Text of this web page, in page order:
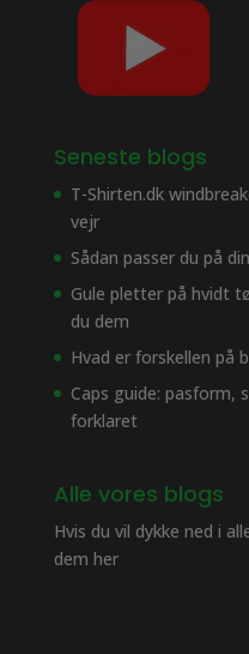
Seneste blogs
T-Shirten.dk
vejr
Sådan passer du på
Gule pletter på hvidt
du dem
Hvad er forskellen på
Caps guide: pasform,
forklaret
Alle vores blogs
Hvis du vil dykke ned i
dem her